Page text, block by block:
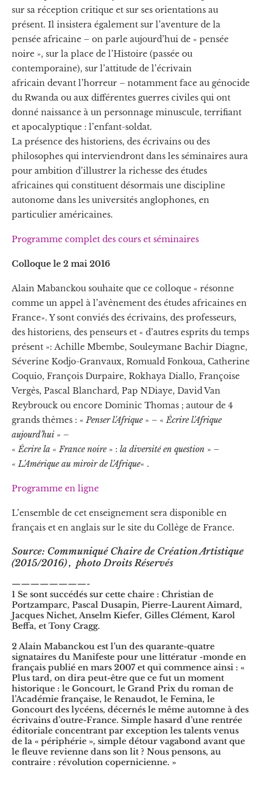
sur sa réception critique et sur ses orientations au
présent. Il insistera également sur l’aventure de la
pensée africaine – on parle aujourd’hui de « pensée
noire », sur la place de l’Histoire (passée ou
contemporaine), sur l’attitude de l’écrivain
africain devant l’horreur – notamment face au génocide
du Rwanda ou aux différentes guerres civiles qui ont
donné naissance à un personnage minuscule, terrifiant
et apocalyptique : l’enfant-soldat.
La présence des historiens, des écrivains ou des
philosophes qui interviendront dans les séminaires aura
pour ambition d’illustrer la richesse des études
africaines qui constituent désormais une discipline
autonome dans les universités anglophones, en
particulier américaines.
Programme complet des cours et séminaires
Colloque le 2 mai 2016
Alain Mabanckou souhaite que ce colloque « résonne
comme un appel à l’avènement des études africaines en
France». Y sont conviés des écrivains, des professeurs,
des historiens, des penseurs et « d’autres esprits du temps
présent »: Achille Mbembe, Souleymane Bachir Diagne,
Séverine Kodjo-Granvaux, Romuald Fonkoua, Catherine
Coquio, François Durpaire, Rokhaya Diallo, Françoise
Vergès, Pascal Blanchard, Pap NDiaye, David Van
Reybrouck ou encore Dominic Thomas ; autour de 4
grands thèmes : «Penser l’Afrique» – «Écrire l’Afrique
aujourd’hui » –
«Écrire la « France noire» : la diversité en question » –
«L’Amérique au miroir del’Afrique« .
Programme en ligne
L’ensemble de cet enseignement sera disponible en
français et en anglais sur le site du Collège de France.
Source: Communiqué Chaire de Création Artistique
(2015/2016) , photo Droits Réservés
————————-
1 Se sont succédés sur cette chaire : Christian de
Portzamparc, Pascal Dusapin, Pierre-Laurent Aimard,
Jacques Nichet, Anselm Kiefer, Gilles Clément, Karol
Beffa, et Tony Cragg.
2 Alain Mabanckou est l’un des quarante-quatre
signataires du Manifeste pour une littératur -monde en
français publié en mars 2007 et qui commence ainsi : «
Plus tard, on dira peut-être que ce fut un moment
historique : le Goncourt, le Grand Prix du roman de
l’Académie française, le Renaudot, le Femina, le
Goncourt des lycéens, décernés le même automne à des
écrivains d’outre-France. Simple hasard d’une rentrée
éditoriale concentrant par exception les talents venus
de la « périphérie », simple détour vagabond avant que
le fleuve revienne dans son lit ? Nous pensons, au
contraire : révolution copernicienne. »